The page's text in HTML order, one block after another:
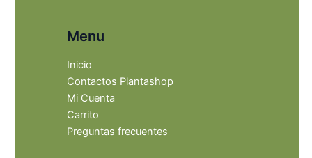
Menu
Inicio
Contactos Plantashop
Mi Cuenta
Carrito
Preguntas frecuentes